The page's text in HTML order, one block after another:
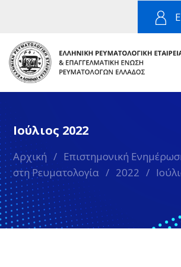
Ιούλιος 2022
Αρχική / Επιστημονική
στη Ρευματολογία / 2022 /